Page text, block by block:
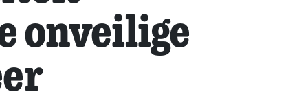
onveilige